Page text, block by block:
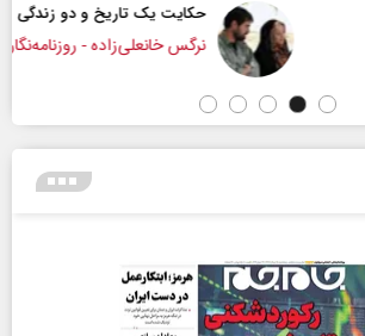
حکایت یک تاریخ و دو زندگی
نرگس خانعلی‌زاده - روزنامه‌نگار